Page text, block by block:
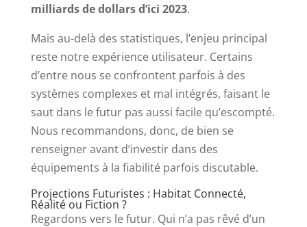
milliards de dollars d’ici 2023.
Mais au-delà des statistiques, l’enjeu principal
reste notre expérience utilisateur. Certains
d’entre nous se confrontent parfois à des
systèmes complexes et mal intégrés, faisant le
saut dans le futur pas aussi facile qu’escompté.
Nous recommandons, donc, de bien se
renseigner avant d’investir dans des
équipements à la fiabilité parfois discutable.
Projections Futuristes : Habitat Connecté,
Réalité ou Fiction ?
Regardons vers le futur. Qui n’a pas rêvé d’un